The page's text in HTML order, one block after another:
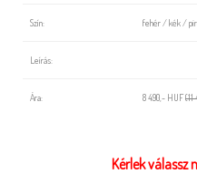
Szín: fehér / kék /
Leírás:
Ára: 8 490,- HUF
Kérlek válassz